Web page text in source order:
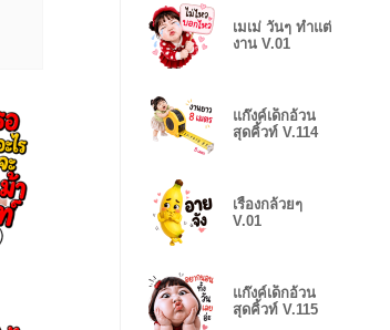
เมเม่ วันๆ ทำแต่
งาน V.01
แก๊งค์เด็กอ้วน
สุดคิ้วท์ V.114
เรื่องกล้วยๆ
V.01
แก๊งค์เด็กอ้วน
สุดคิ้วท์ V.115